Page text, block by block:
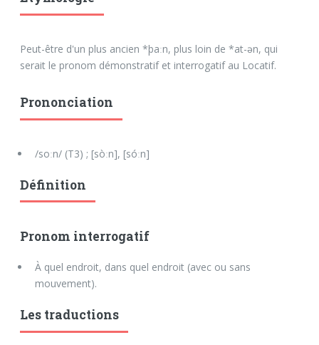
Peut-être d'un plus ancien *þaːn, plus loin de *at-ən, qui
serait le pronom démonstratif et interrogatif au Locatif.
Prononciation
/soːn/ (T3) ; [sòːn], [sóːn]
Définition
Pronom interrogatif
À quel endroit, dans quel endroit (avec ou sans
mouvement).
Les traductions